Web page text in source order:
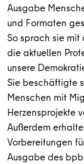
Ausgabe
und Formaten
So sprach sie mit
die aktuellen
unsere
Sie beschäftigte
Menschen mit
Herzensprojekte
Außerdem
Vorbereitungen
Ausgabe des